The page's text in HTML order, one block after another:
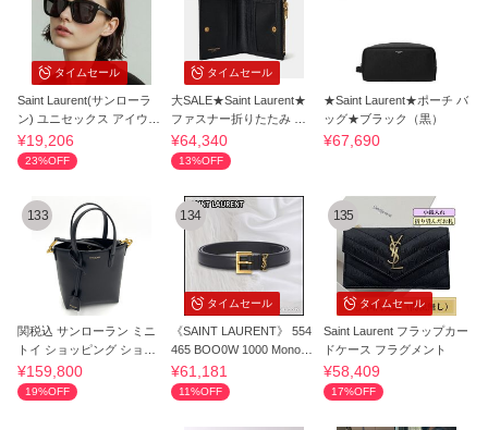
タイムセール
Saint Laurent(サンローラ
ン) ユニセックス アイウェ
ア 安全発送
¥19,206
23%OFF
タイムセール
大SALE★Saint Laurent★
ファスナー折りたたみ 財
布☆送関込
¥64,340
13%OFF
★Saint Laurent★ポーチ バ
ッグ★ブラック（黒）
¥67,690
133
関税込 サンローラン ミニ
トイ ショッピング ショル
ダー トート
¥159,800
19%OFF
タイムセール
134
《SAINT LAURENT》 554
465 BOO0W 1000 Monogr
am Square Belt
¥61,181
11%OFF
タイムセール
135
Saint Laurent フラップカー
ドケース フラグメント
¥58,409
17%OFF